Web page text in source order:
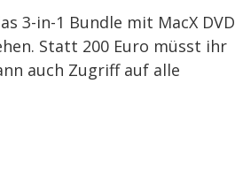
3-in-1 Bundle mit MacX DVD
Statt 200 Euro müsst ihr
auch Zugriff auf alle